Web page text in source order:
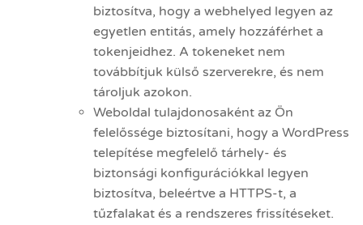
biztosítva, hogy a webhelyed legyen az
egyetlen entitás, amely hozzáférhet a
tokenjeidhez. A tokeneket nem
továbbítjuk külső szerverekre, és nem
tároljuk azokon.
Weboldal tulajdonosaként az Ön
felelőssége biztosítani, hogy a WordPress
telepítése megfelelő tárhely- és
biztonsági konfigurációkkal legyen
biztosítva, beleértve a HTTPS-t, a
tűzfalakat és a rendszeres frissítéseket.